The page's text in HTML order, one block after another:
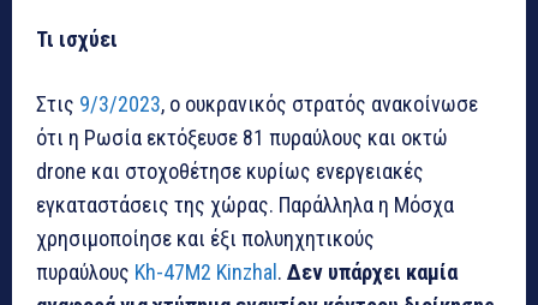
Τι ισχύει
Στις 9/3/2023, ο ουκρανικός στρατός ανακοίνωσε
ότι η Ρωσία εκτόξευσε 81 πυραύλους και οκτώ
drone και στοχοθέτησε κυρίως ενεργειακές
εγκαταστάσεις της χώρας. Παράλληλα η Μόσχα
χρησιμοποίησε και έξι πολυηχητικούς
πυραύλους Kh-47M2 Kinzhal . Δεν υπάρχει καμία